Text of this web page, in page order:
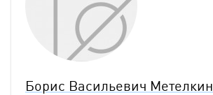
Борис Васильевич Метелкин